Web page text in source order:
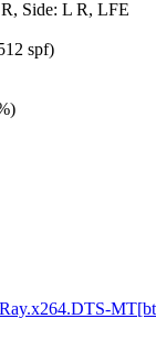
L R, LFE
spf)